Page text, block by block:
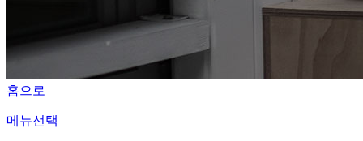
홈으로
메뉴선택